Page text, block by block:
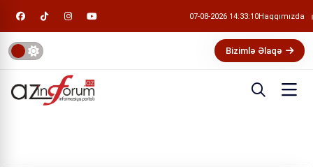
07-08-2026 14:33:11Haqqımızda
Bizimlə Əlaqə